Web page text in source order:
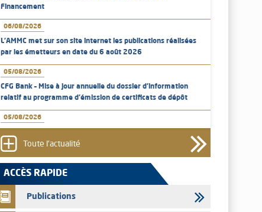
Financement
06/08/2026
L’AMMC met sur son site internet les publications réalisées
par les émetteurs en date du 6 août 2026
05/08/2026
CFG Bank – Mise à jour annuelle du dossier d’information
relatif au programme d'émission de certificats de dépôt
05/08/2026
relatif au programme d'émission de certificats de dépôt
05/08/2026
L’AMMC met sur son site internet les publications réalisées
par les émetteurs en date du 5 août 2026
04/08/2026
Toute l'actualité
ACCÈS RAPIDE
Publications